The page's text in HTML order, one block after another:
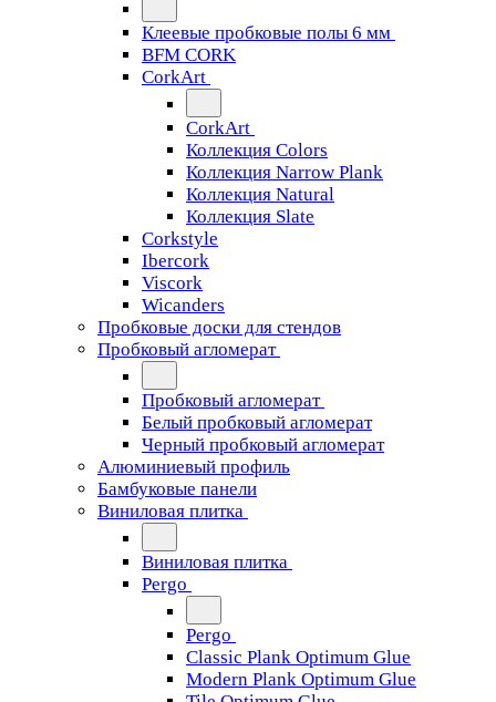
Клеевые пробковые полы 6 мм
BFM CORK
CorkArt
CorkArt
Коллекция Colors
Коллекция Narrow Plank
Коллекция Natural
Коллекция Slate
Corkstyle
Ibercork
Viscork
Wicanders
Пробковые доски для стендов
Пробковый агломерат
Пробковый агломерат
Белый пробковый агломерат
Черный пробковый агломерат
Алюминиевый профиль
Бамбуковые панели
Виниловая плитка
Виниловая плитка
Pergo
Pergo
Classic Plank Optimum Glue
Modern Plank Optimum Glue